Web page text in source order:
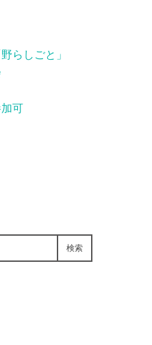
らしごと」
可
検索